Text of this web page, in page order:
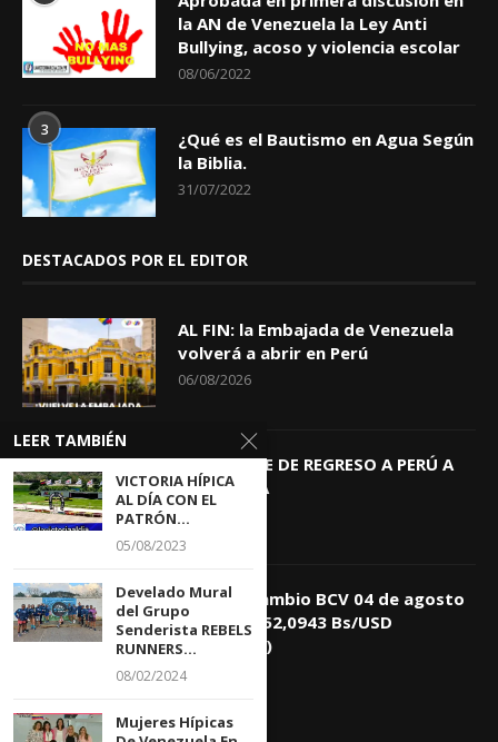
la AN de Venezuela la Ley Anti
Bullying, acoso y violencia escolar
08/06/2022
3
¿Qué es el Bautismo en Agua Según
la Biblia.
31/07/2022
DESTACADOS POR EL EDITOR
AL FIN: la Embajada de Venezuela
volverá a abrir en Perú
06/08/2026
KEIKO TRAE DE REGRESO A PERÚ A
GIOVANNA
Tasa de Cambio BCV 04 de agosto
de 2026: 752,0943 Bs/USD
(+0,4418%)
04/08/2026
LEER TAMBIÉN
VICTORIA HÍPICA
AL DÍA CON EL
PATRÓN...
05/08/2023
Develado Mural
del Grupo
Senderista REBELS
RUNNERS...
08/02/2024
Mujeres Hípicas